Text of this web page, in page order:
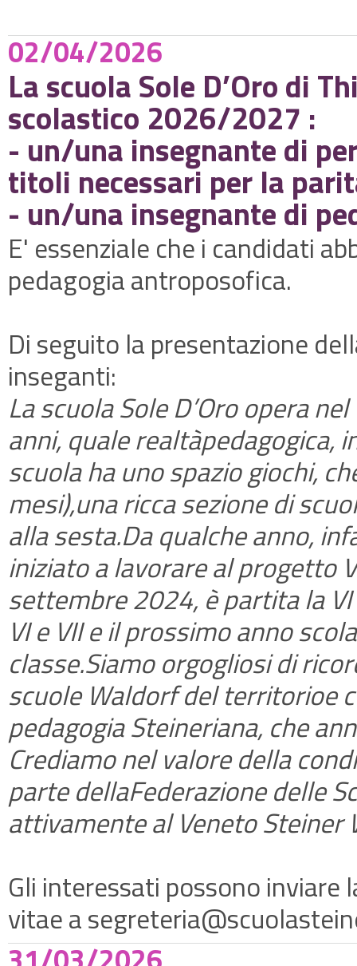
02/04/2026
La scuola Sole D’Oro di
scolastico 2026/2027 :
- un/una insegnante di
titoli necessari per la
- un/una insegnante di
E' essenziale che i candidati
pedagogia antroposofica.
Di seguito la presentazione
inseganti:
La scuola Sole D’Oro opera
anni, quale realtàpedagogica,
scuola ha uno spazio giochi,
mesi),una ricca sezione di
alla sesta.Da qualche anno,
iniziato a lavorare al progetto
settembre 2024, è partita la
VI e VII e il prossimo anno
classe.Siamo orgogliosi di
scuole Waldorf del territorioe
pedagogia Steineriana, che
Crediamo nel valore della
parte dellaFederazione delle
attivamente al Veneto Steiner
Gli interessati possono inviare
vitae a